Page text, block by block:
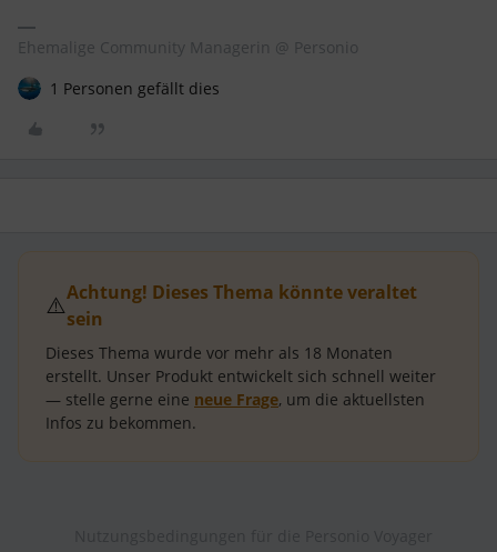
Ehemalige Community Managerin @ Personio
1 Personen gefällt dies
⚠️Achtung! Dieses Thema könnte veraltet
sein
Dieses Thema wurde vor mehr als 18 Monaten
erstellt. Unser Produkt entwickelt sich schnell weiter
— stelle gerne eine neue Frage, um die aktuellsten
Infos zu bekommen.